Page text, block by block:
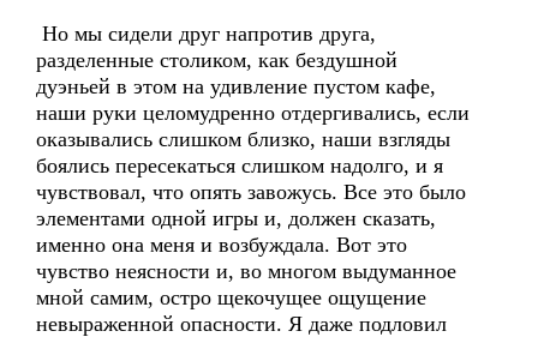
Но мы сидели друг напротив друга,
разделенные столиком, как бездушной
дуэньей в этом на удивление пустом кафе,
наши руки целомудренно отдергивались, если
оказывались слишком близко, наши взгляды
боялись пересекаться слишком надолго, и я
чувствовал, что опять завожусь. Все это было
элементами одной игры и, должен сказать,
именно она меня и возбуждала. Вот это
чувство неясности и, во многом выдуманное
мной самим, остро щекочущее ощущение
невыраженной опасности. Я даже подловил